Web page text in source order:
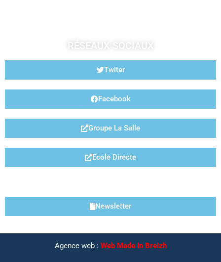
RÉSEAUX SOCIAUX
Twiter
Facebook
Groupe La Salle
Ecole Directe
Newsletter
Agence web : Web Made In Breizh